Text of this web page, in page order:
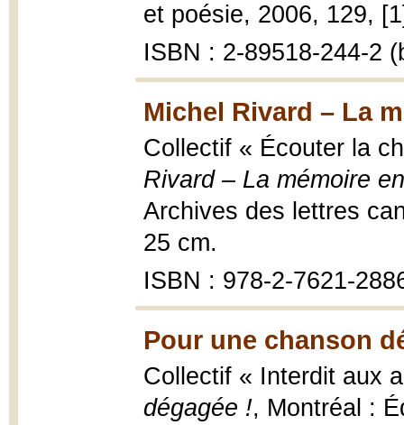
et poésie, 2006, 129,
ISBN : 2-89518-244-2
Michel Rivard – La
Collectif « Écouter la
Rivard – La mémoire
Archives des lettres
25 cm.
ISBN : 978-2-7621-
Pour une chanson
Collectif « Interdit aux
dégagée !, Montréal :